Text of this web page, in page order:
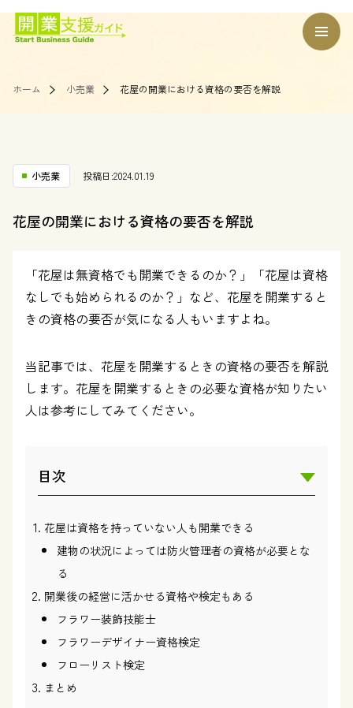
ホーム 小売業 花屋の開業における資格の要否を解説
小売業 投稿日:2024.01.19
花屋の開業における資格の要否を解説
「花屋は無資格でも開業できるのか？」「花屋は資格
なしでも始められるのか？」など、花屋を開業すると
きの資格の要否が気になる人もいますよね。
当記事では、花屋を開業するときの資格の要否を解説
します。花屋を開業するときの必要な資格が知りたい
人は参考にしてみてください。
目次
花屋は資格を持っていない人も開業できる
建物の状況によっては防火管理者の資格が必要とな
る
開業後の経営に活かせる資格や検定もある
フラワー装飾技能士
フラワーデザイナー資格検定
フローリスト検定
まとめ